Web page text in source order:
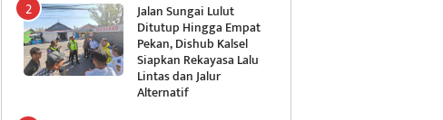
Jalan Sungai Lulut
Ditutup Hingga Empat
Pekan, Dishub Kalsel
Siapkan Rekayasa Lalu
Lintas dan Jalur
Alternatif